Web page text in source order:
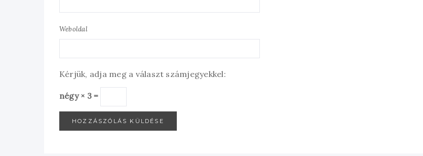
Weboldal
Kérjük, adja meg a választ számjegyekkel:
négy × 3 =